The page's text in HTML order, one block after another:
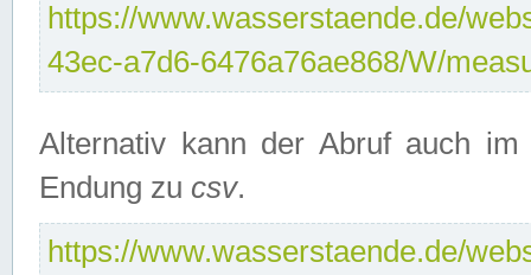
https://www.wasserstaende.de/
43ec-a7d6-6476a76ae868/W/
Alternativ kann der Abruf auch
Endung zu csv.
https://www.wasserstaende.de/